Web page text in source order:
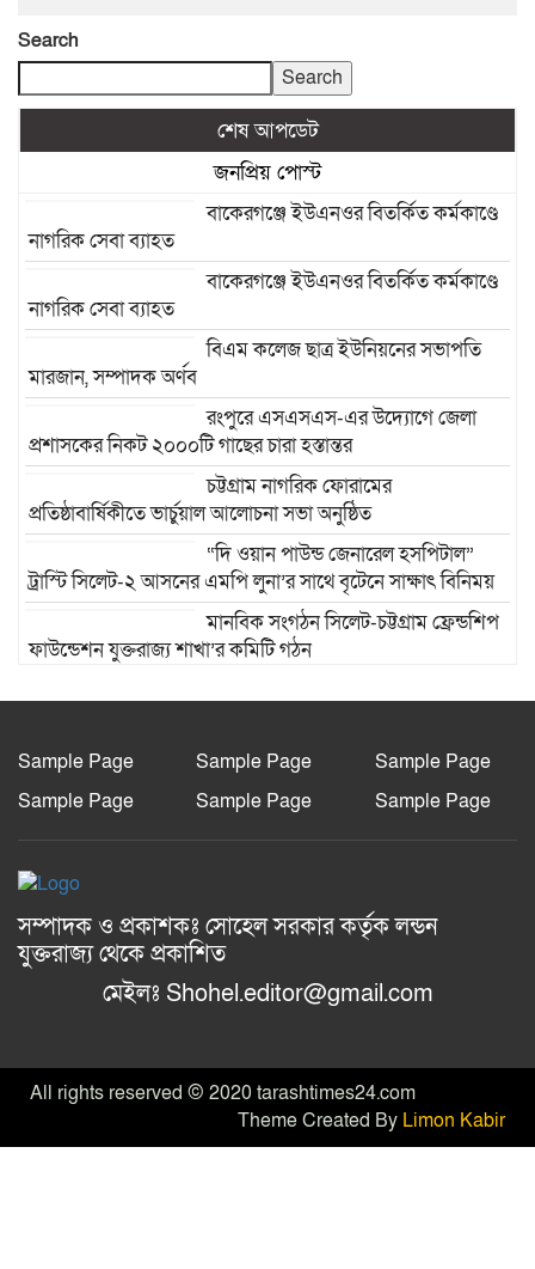
Search
Search
শেষ আপডেট
জনপ্রিয় পোস্ট
বাকেরগঞ্জে ইউএনওর বিতর্কিত কর্মকাণ্ডে
নাগরিক সেবা ব্যাহত
বাকেরগঞ্জে ইউএনওর বিতর্কিত কর্মকাণ্ডে
নাগরিক সেবা ব্যাহত
বিএম কলেজ ছাত্র ইউনিয়নের সভাপতি
মারজান, সম্পাদক অর্ণব
রংপুরে এসএসএস-এর উদ্যোগে জেলা
প্রশাসকের নিকট ২০০০টি গাছের চারা হস্তান্তর
চট্টগ্রাম নাগরিক ফোরামের
প্রতিষ্ঠাবার্ষিকীতে ভার্চুয়াল আলোচনা সভা অনুষ্ঠিত
“দি ওয়ান পাউন্ড জেনারেল হসপিটাল”
ট্রাস্টি সিলেট-২ আসনের এমপি লুনা’র সা‌থে বৃটেনে সাক্ষাৎ বিনিময়
মানবিক সংগঠন সিলেট-চট্টগ্রাম ফ্রেন্ডশিপ
ফাউন্ডেশন যুক্তরাজ্য শাখা’র কমিটি গঠন
বাংলাদেশ জাতীয়তাবাদী স্বেচ্ছাসেবক
আল-ইযহার আইডিয়াল মাদ্রাসায় মেধা
বিকাশ, কুরআন বিতরণ ও ফলাফল প্রকাশ
অনুষ্ঠান ২০২৬ অনুষ্ঠিত।
Sample Page Sample Page
Sample Page
Sample Page
Sample Page Sample Page
সম্পাদক ও প্রকাশকঃ সোহেল সরকার কর্তৃক লন্ডন
যুক্তরাজ্য থেকে প্রকাশিত
মেইলঃ Shohel.editor@gmail.com
All rights reserved © 2020 tarashtimes24.com
Theme Created By Limon Kabir